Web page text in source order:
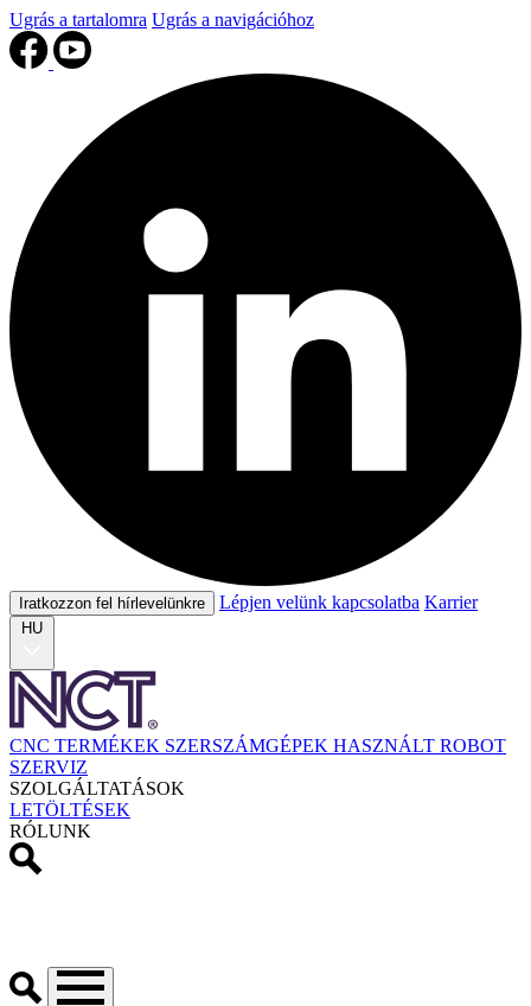
Ugrás a tartalomra Ugrás a navigációhoz
Iratkozzon fel hírlevelünkre Lépjen velünk kapcsolatba Karrier
HU
CNC TERMÉKEK SZERSZÁMGÉPEK HASZNÁLT ROBOT
SZERVIZ
SZOLGÁLTATÁSOK
LETÖLTÉSEK
RÓLUNK